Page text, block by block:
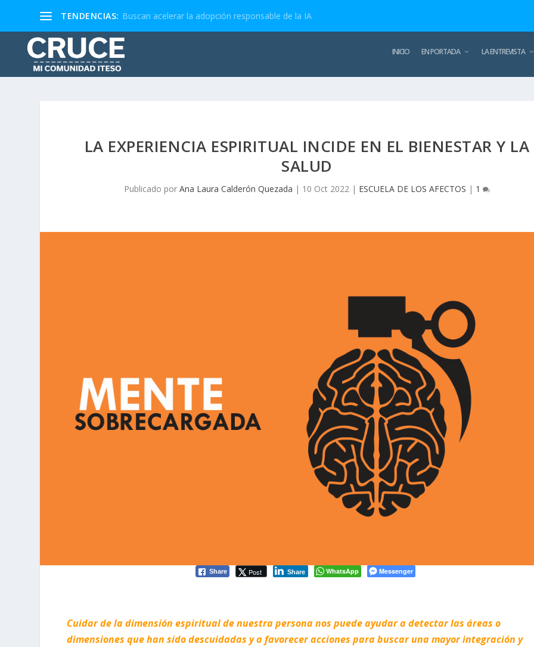
TENDENCIAS: Buscan acelerar la adopción responsable de la IA
INICIO EN PORTADA LA ENTREVISTA
LA EXPERIENCIA ESPIRITUAL INCIDE EN EL BIENESTAR Y LA
SALUD
Publicado por Ana Laura Calderón Quezada | 10 Oct 2022| ESCUELA DE LOS AFECTOS | 1
Share Post Share WhatsApp Messenger
Cuidar de la dimensión espiritual de nuestra persona nos puede ayudar a detectar las áreas o
dimensiones que han sido descuidadas y a favorecer acciones para buscar una mayor integración y